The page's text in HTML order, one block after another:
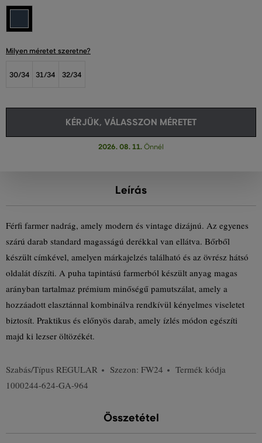
Milyen méretet szeretne?
30/34 31/34 32/34
KÉRJÜK, VÁLASSZON MÉRETET
2026. 08. 11. Önnél
Leírás
Férfi farmer nadrág, amely modern és vintage dizájnú. Az egyenes
szárú darab standard magasságú derékkal van ellátva. Bőrből
készült címkével, amelyen márkajelzés található és az övrész hátsó
oldalát díszíti. A puha tapintású farmerból készült anyag magas
arányban tartalmaz prémium minőségű pamutszálat, amely a
hozzáadott elasztánnal kombinálva rendkívül kényelmes viseletet
biztosít. Praktikus és előnyös darab, amely ízlés módon egészíti
majd ki lezser öltözékét.
Szabás/Típus REGULAR Szezon: FW24
Termék kódja
1000244-624-GA-964
Összetétel